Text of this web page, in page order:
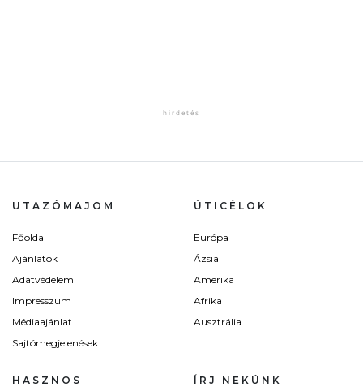
UTAZÓMAJOM
Főoldal
Ajánlatok
Adatvédelem
Impresszum
Médiaajánlat
Sajtómegjelenések
ÚTICÉLOK
Európa
Ázsia
Amerika
Afrika
Ausztrália
HASZNOS ÍRJ NEKÜNK